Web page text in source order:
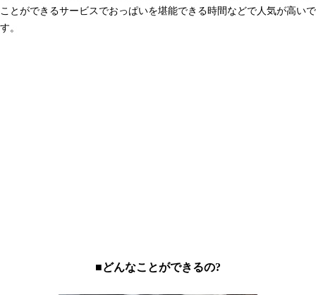
ことができるサービスでおっぱいを堪能できる時間などで人気が高いで
す。
■どんなことができるの?